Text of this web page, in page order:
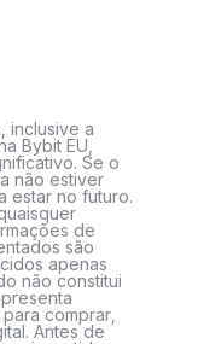
inclusive a
Bybit EU,
Se o
não estiver
estar no futuro.
de
são
apenas
não constitui
comprar,
Antes de